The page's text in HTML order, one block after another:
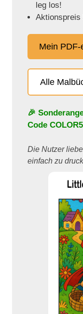
leg los!
Aktionspreis
Mein
Alle
🎉
Code
Die Nutzer
einfach zu